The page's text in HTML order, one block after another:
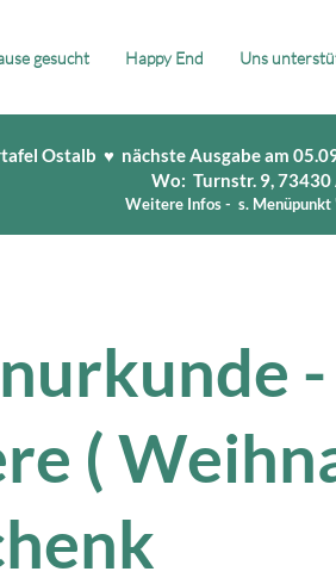
gesucht Happy End Uns
Ostalb ♥ nächste Ausgabe am
Wo: Turnstr. 9, 73430
Weitere Infos - s.
(